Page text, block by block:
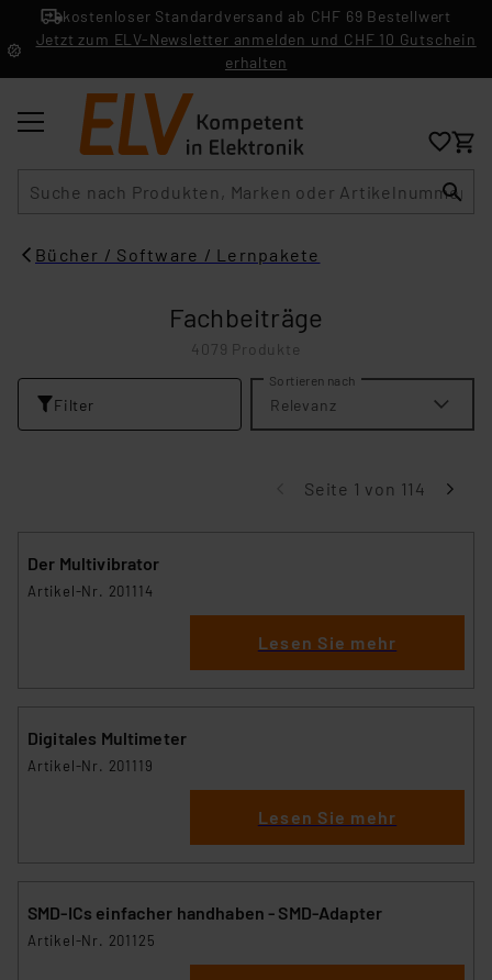
kostenloser Standardversand ab CHF 69 Bestellwert
Jetzt zum ELV-Newsletter anmelden und CHF 10 Gutschein
erhalten
Bücher / Software / Lernpakete
Fachbeiträge
4079 Produkte
Filter
Sortieren nach
Relevanz
Seite 1 von 114
Der Multivibrator
Artikel-Nr. 201114
Lesen Sie mehr
Digitales Multimeter
Artikel-Nr. 201119
Lesen Sie mehr
SMD-ICs einfacher handhaben - SMD-Adapter
Artikel-Nr. 201125